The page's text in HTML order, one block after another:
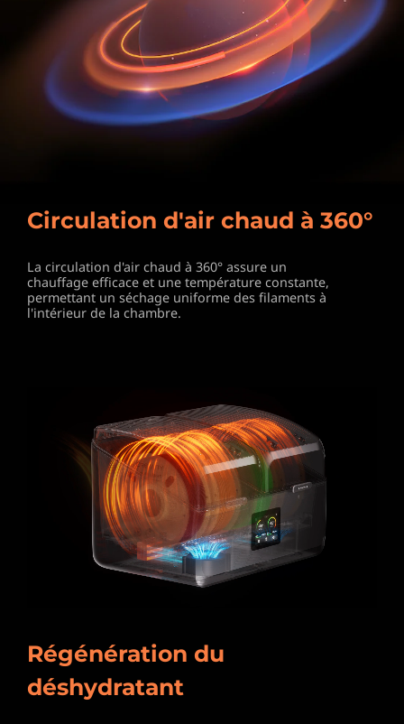
Circulation d'air chaud à 360°
La circulation d'air chaud à 360° assure un
chauffage efficace et une température constante,
permettant un séchage uniforme des filaments à
l'intérieur de la chambre.
Régénération du
déshydratant